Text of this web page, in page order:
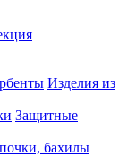
Изделия из
Защитные
бахилы